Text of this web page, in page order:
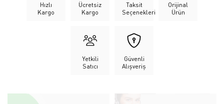
Hızlı
Kargo
Ücretsiz
Kargo
Taksit
Seçenekleri
Orijinal
Ürün
Yetkili
Satıcı
Güvenli
Alışveriş